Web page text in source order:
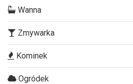
Wanna
Zmywarka
Kominek
Ogródek